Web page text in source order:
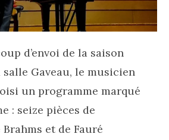
d’envoi de la saison
Gaveau, le musicien
un programme marqué
: seize pièces de
et de Fauré